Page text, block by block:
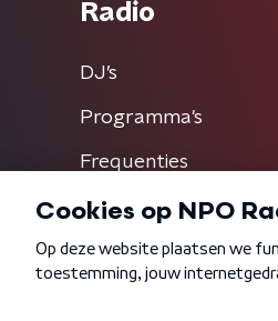
Radio
DJ’s
Programma's
Frequenties
Algemene voorwaarden